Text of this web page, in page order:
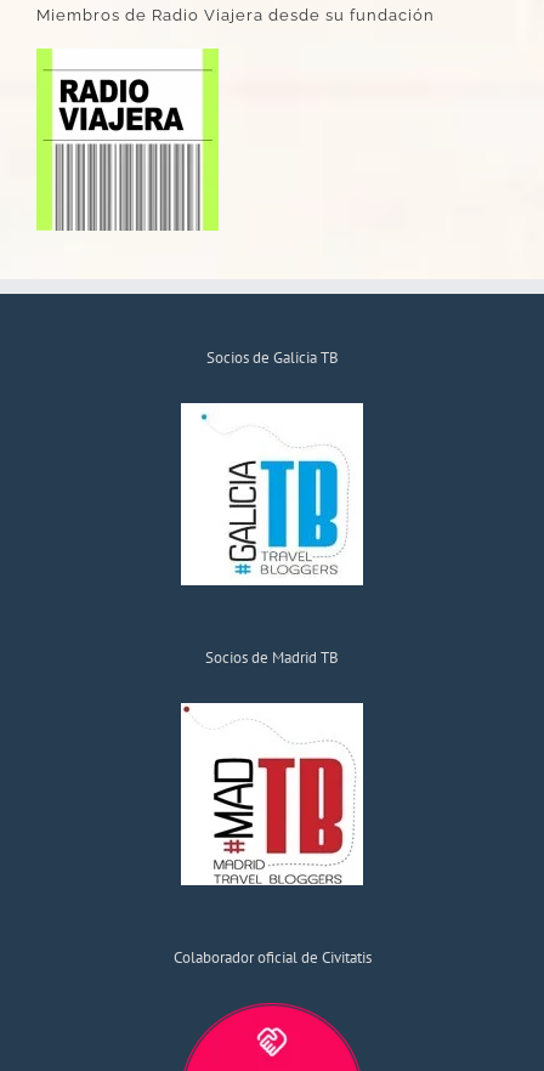
Miembros de Radio Viajera desde su fundación
Socios de Galicia TB
Socios de Madrid TB
Colaborador oficial de Civitatis